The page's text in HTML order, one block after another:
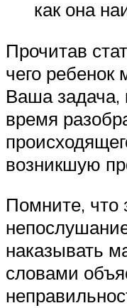
как она
Прочитав
чего
Ваша задача,
время
возникшую
Помните, что
наказывать
словами